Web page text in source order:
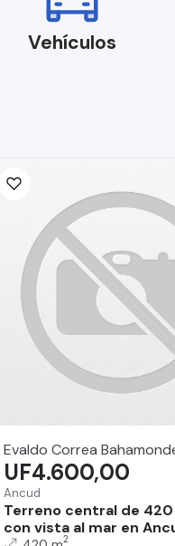
Vehículos
Evaldo Correa
Ancud
Terreno central de
con vista al mar en
UF4.600,00
2